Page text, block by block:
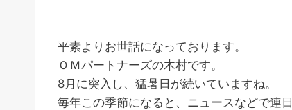
平素よりお世話になっております。
ＯＭパートナーズの木村です。
8月に突入し、猛暑日が続いていますね。
毎年この季節になると、ニュースなどで連